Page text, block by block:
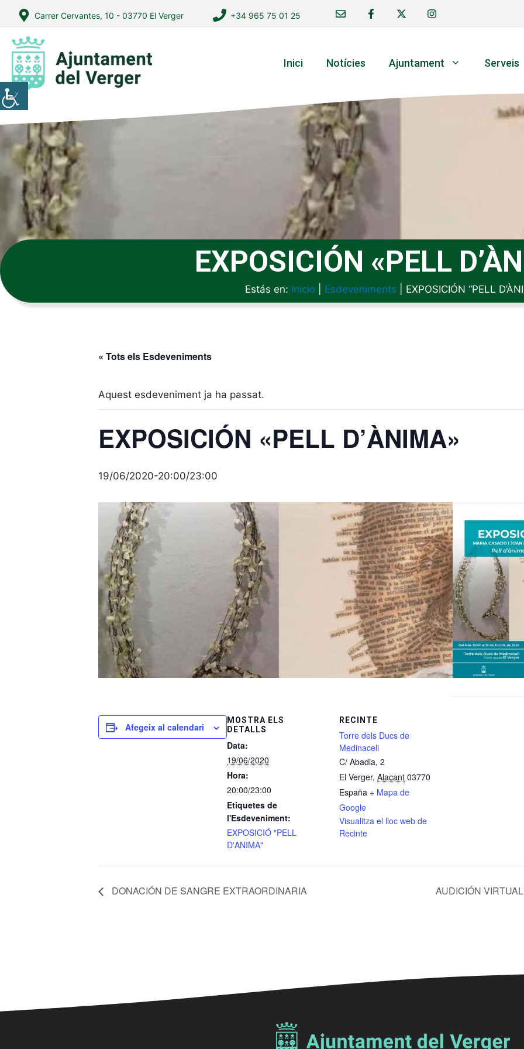
contingut
Carrer Cervantes, 10 - 03770 El Verger +34 965 75 01 25
Inici Notícies Ajuntament Serveis
EXPOSICIÓN «PELL
Estás en: Inicio| Esdeveniments EXPOSICIÓN “PELL
« Tots els Esdeveniments
Aquest esdeveniment ja ha passat.
EXPOSICIÓN «PELL D’ÀNIMA»
19/06/2020-20:00/23:00
Afegeix al calendari
MOSTRA ELS
DETALLS
Data:
19/06/2020
Hora:
20:00/23:00
Etiquetes de
l'Esdeveniment:
EXPOSICIÓ "PELL
D'ANIMA"
RECINTE
Torre dels Ducs de
Medinaceli
C/ Abadia, 2
El Verger, Alacant 03770
España + Mapa de
Google
Visualitza el lloc web de
Recinte
DONACIÓN DE SANGRE EXTRAORDINARIA AUDICIÓN